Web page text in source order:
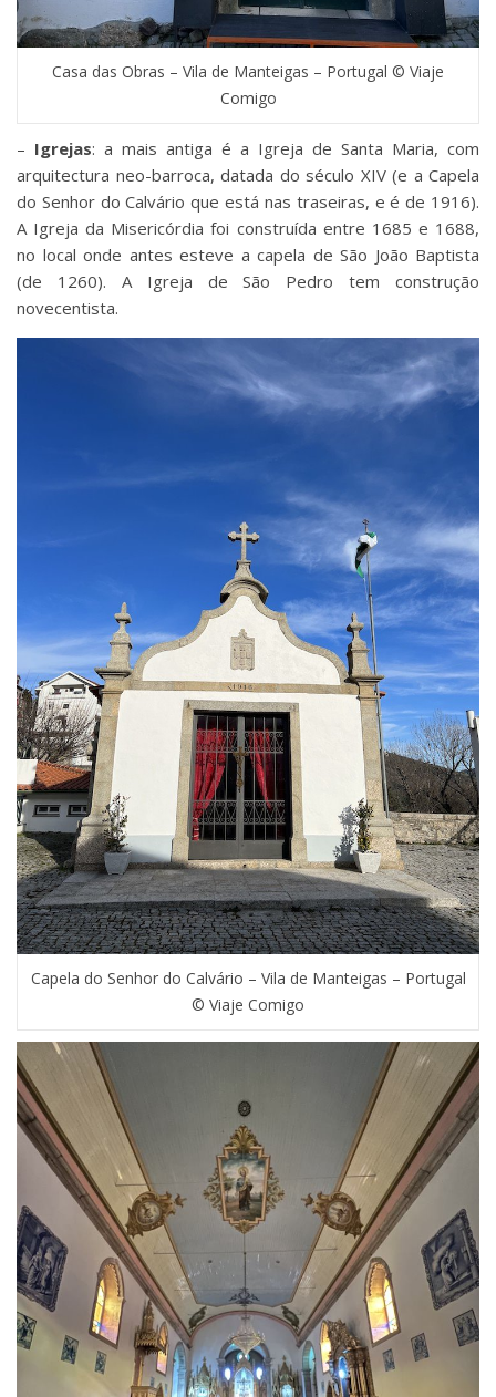
Casa das Obras – Vila de Manteigas – Portugal © Viaje
Comigo
– Igrejas: a mais antiga é a Igreja de Santa Maria, com
arquitectura neo-barroca, datada do século XIV (e a Capela
do Senhor do Calvário que está nas traseiras, e é de 1916).
A Igreja da Misericórdia foi construída entre 1685 e 1688,
no local onde antes esteve a capela de São João Baptista
(de 1260). A Igreja de São Pedro tem construção
novecentista.
Capela do Senhor do Calvário – Vila de Manteigas – Portugal
© Viaje Comigo